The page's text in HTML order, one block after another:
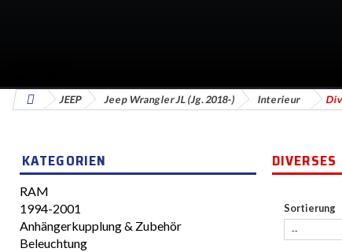
JEEP Jeep Wrangler JL (Jg. 2018-) Interieur
KATEGORIEN
RAM
1994-2001
Anhängerkupplung & Zubehör
Beleuchtung
DIVERSES
Sortierung